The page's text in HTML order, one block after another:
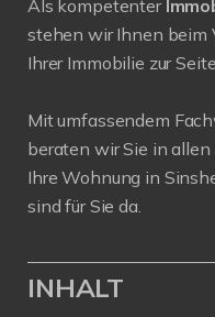
Als kompetenter
stehen wir Ihnen beim
Ihrer Immobilie zur
Mit umfassendem
beraten wir Sie in allen
Ihre Wohnung in
sind für Sie da.
INHALT